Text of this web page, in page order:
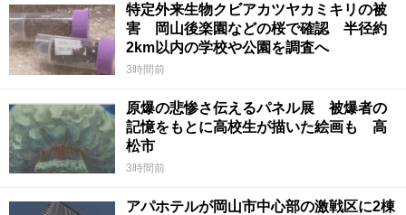
特定外来生物クビアカツヤカミキリの被
害 岡山後楽園などの桜で確認 半径約
2km以内の学校や公園を調査へ
3時間前
原爆の悲惨さ伝えるパネル展 被爆者の
記憶をもとに高校生が描いた絵画も 高
松市
3時間前
アパホテルが岡山市中心部の激戦区に2棟